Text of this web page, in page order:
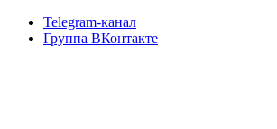
Telegram-канал
Группа ВКонтакте